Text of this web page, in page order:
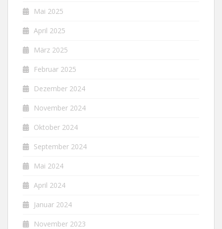
Mai 2025
April 2025
März 2025
Februar 2025
Dezember 2024
November 2024
Oktober 2024
September 2024
Mai 2024
April 2024
Januar 2024
November 2023